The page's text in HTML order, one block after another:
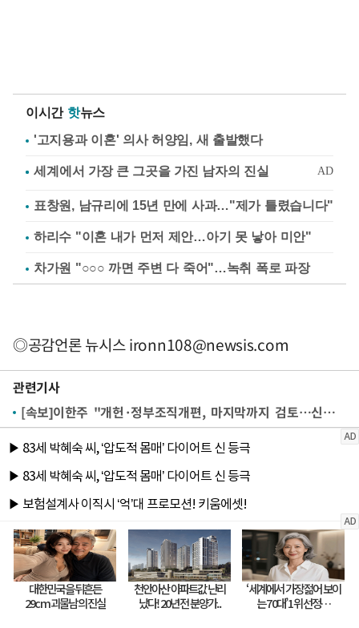
이시간 핫뉴스
'고지용과 이혼' 의사 허양임, 새 출발했다
표창원, 남규리에 15년 만에 사과…"제가 틀렸습니다"
하리수 "이혼 내가 먼저 제안…아기 못 낳아 미안"
차가원 "○○○ 까면 주변 다 죽어"…녹취 폭로 파장
◎공감언론 뉴시스ironn108@newsis.com
관련기사
[속보]이한주 "개헌·정부조직개편, 마지막까지 검토…신속추진 과제는 16개 추려"